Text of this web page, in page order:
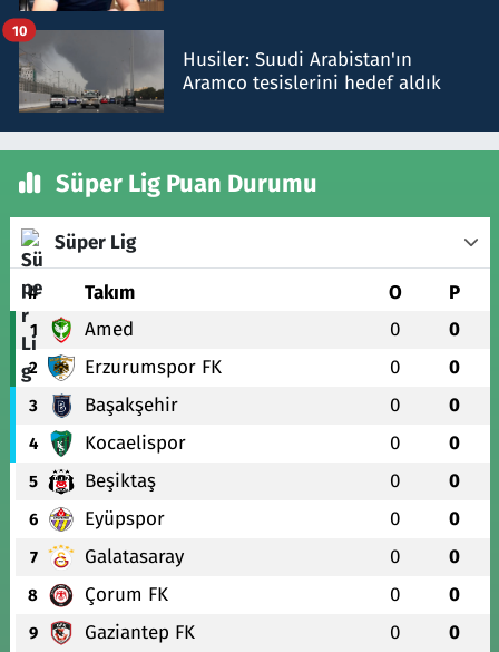
Husiler: Suudi Arabistan'ın
Aramco tesislerini hedef aldık
10
Süper Lig Puan Durumu
Süper Lig
# Takım O P
1 Amed 0 0
2 Erzurumspor FK 0 0
3 Başakşehir 0 0
4 Kocaelispor 0 0
5 Beşiktaş 0 0
6 Eyüpspor 0 0
7 Galatasaray 0 0
8 Çorum FK 0 0
9 Gaziantep FK 0 0